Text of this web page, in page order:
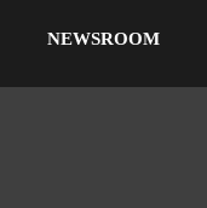
NEWSROOM